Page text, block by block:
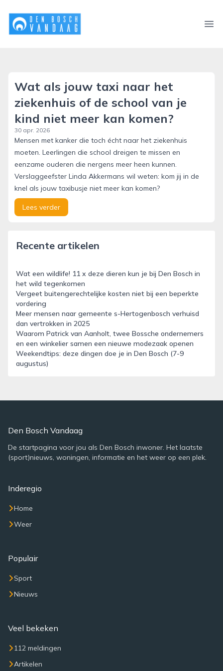
denboschvandaag.nl
Wat als jouw taxi naar het
ziekenhuis of de school van je
kind niet meer kan komen?
30 apr. 2026
Mensen met kanker die toch écht naar het ziekenhuis
moeten. Leerlingen die school dreigen te missen en
eenzame ouderen die nergens meer heen kunnen.
Verslaggeefster Linda Akkermans wil weten: kom jij in de
knel als jouw taxibusje niet meer kan komen?
Lees verder
Recente artikelen
Wat een wildlife! 11 x deze dieren kun je bij Den Bosch in
het wild tegenkomen
Vergeet buitengerechtelijke kosten niet bij een beperkte
vordering
Meer mensen naar gemeente s-Hertogenbosch verhuisd
dan vertrokken in 2025
Waarom Patrick van Aanholt, twee Bossche ondernemers
en een winkelier samen een nieuwe modezaak openen
Weekendtips: deze dingen doe je in Den Bosch (7-9
augustus)
Den Bosch Vandaag
De startpagina voor jou als Den Bosch inwoner. Het laatste
(sport)nieuws, woningen, informatie en het weer op een plek.
Inderegio
Home
Weer
Populair
Sport
Nieuws
Veel bekeken
112 meldingen
Artikelen